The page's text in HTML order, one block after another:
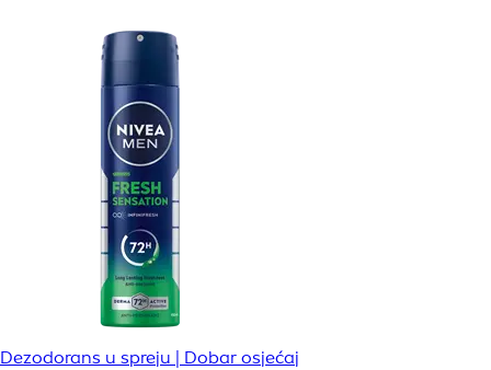
Dezodorans u spreju | Dobar osjećaj